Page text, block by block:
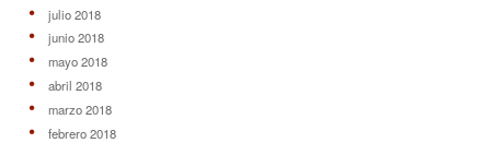
julio 2018
junio 2018
mayo 2018
abril 2018
marzo 2018
febrero 2018